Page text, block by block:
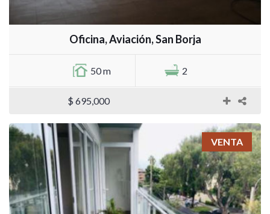
Oficina, Aviación, San Borja
50 m 2
$ 695,000
VENTA